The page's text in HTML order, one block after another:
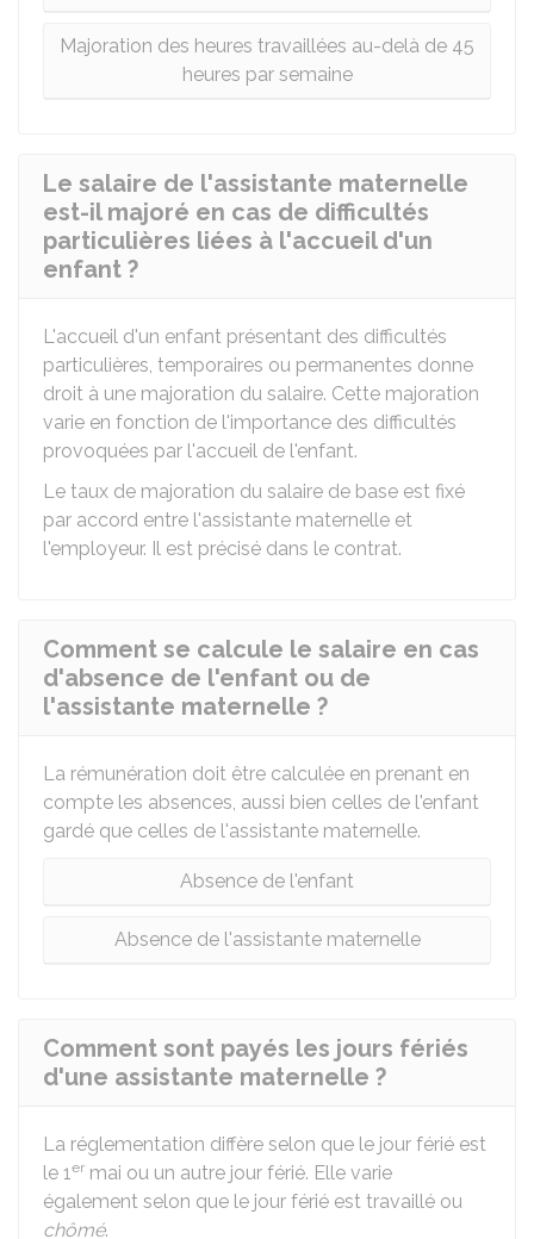
Majoration des heures travaillées au-delà de 45
heures par semaine
Le salaire de l'assistante maternelle
est-il majoré en cas de difficultés
particulières liées à l'accueil d'un
enfant ?
L'accueil d'un enfant présentant des difficultés
particulières, temporaires ou permanentes donne
droit à une majoration du salaire. Cette majoration
varie en fonction de l'importance des difficultés
provoquées par l'accueil de l'enfant.
Le taux de majoration du salaire de base est fixé
par accord entre l'assistante maternelle et
l'employeur. Il est précisé dans le contrat.
Comment se calcule le salaire en cas
d'absence de l'enfant ou de
l'assistante maternelle ?
La rémunération doit être calculée en prenant en
compte les absences, aussi bien celles de l'enfant
gardé que celles de l'assistante maternelle.
Absence de l'enfant
Absence de l'assistante maternelle
Comment sont payés les jours fériés
d'une assistante maternelle ?
La réglementation diffère selon que le jour férié est
le 1er mai ou un autre jour férié. Elle varie
également selon que le jour férié est travaillé ou
chômé.